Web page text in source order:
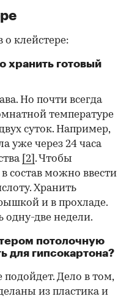
о клейстере:
хранить готовый
Но почти всегда
температуре
суток. Например,
уже через 24 часа
[2] . Чтобы
состав можно ввести
Хранить
и в прохладе.
одну-две недели.
потолочную
для гипсокартона?
подойдет. Дело в том,
из пластика и